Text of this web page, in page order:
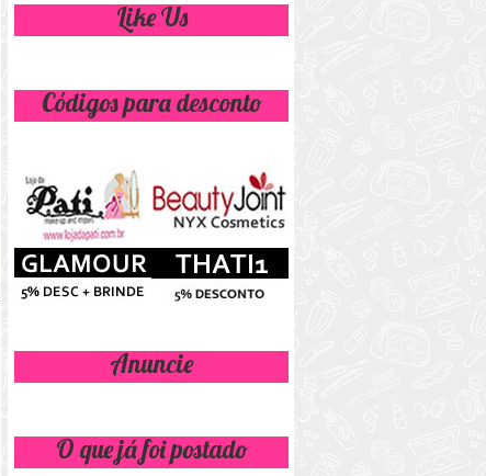
Like Us
Códigos para desconto
Anuncie
O que já foi postado